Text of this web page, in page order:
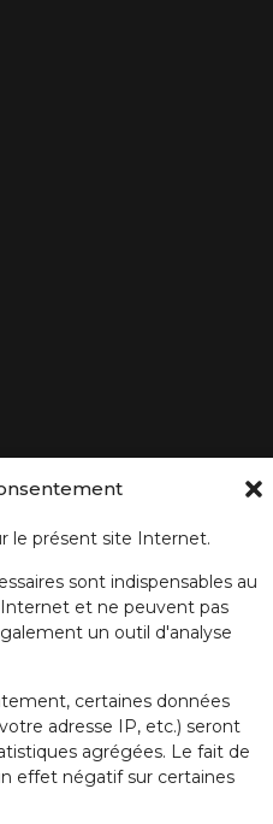
le présent site Internet.
sont indispensables au
et ne peuvent pas
un outil d'analyse
certaines données
adresse IP, etc.) seront
agrégées. Le fait de
effet négatif sur certaines
NEWSLETTER